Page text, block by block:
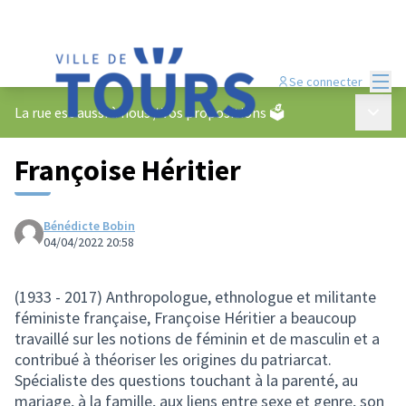
Se connecter
La rue est aussi à nous/Vos propositions 🗳️
Françoise Héritier
Bénédicte Bobin
04/04/2022 20:58
(1933 - 2017) Anthropologue, ethnologue et militante
féministe française, Françoise Héritier a beaucoup
travaillé sur les notions de féminin et de masculin et a
contribué à théoriser les origines du patriarcat.
Spécialiste des questions touchant à la parenté, au
mariage, à la famille, aux liens entre sexe et genre, son